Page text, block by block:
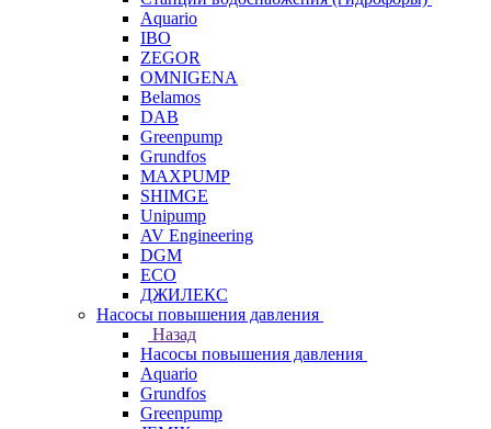
Aquario
IBO
ZEGOR
OMNIGENA
Belamos
DAB
Greenpump
Grundfos
MAXPUMP
SHIMGE
Unipump
AV Engineering
DGM
ECO
ДЖИЛЕКС
Насосы повышения давления
Назад
Насосы повышения давления
Aquario
Grundfos
Greenpump